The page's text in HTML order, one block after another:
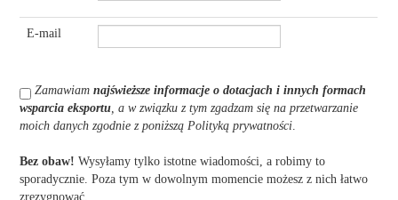
E-mail
Zamawiamnajświeższe informacje o dotacjach i innych formach
wsparcia eksportu, a w związku z tym zgadzam się na przetwarzanie
moich danych zgodnie z poniższą Polityką prywatności.
Bez obaw! Wysyłamy tylko istotne wiadomości, a robimy to
sporadycznie. Poza tym w dowolnym momencie możesz z nich łatwo
zrezygnować.